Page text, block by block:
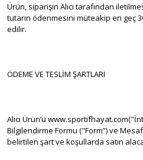
Ürün, siparişin Alıcı tarafından
tutarın ödenmesini müteakip en geç
edilir.
ÖDEME VE TESLİM ŞARTLARI
Alıcı Ürün’ü
Bilgilendirme Formu ("Form”) ve
belirtilen şart ve koşullarda satın